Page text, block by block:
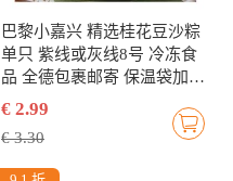
巴黎小嘉兴 精选桂花豆沙粽
单只 紫线或灰线8号 冷冻食
品 全德包裹邮寄 保温袋加冰
袋打包
€ 2.99
€ 3.30